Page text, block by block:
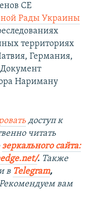
СЕ
Рады Украины
территориях
Германия,
Нариману
доступ к
читать
зеркального сайта:
. ​ Также
в Telegram,
вам